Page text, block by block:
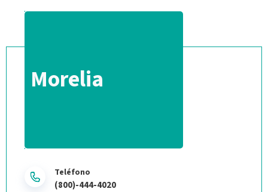
Morelia
Teléfono
(800)-444-4020